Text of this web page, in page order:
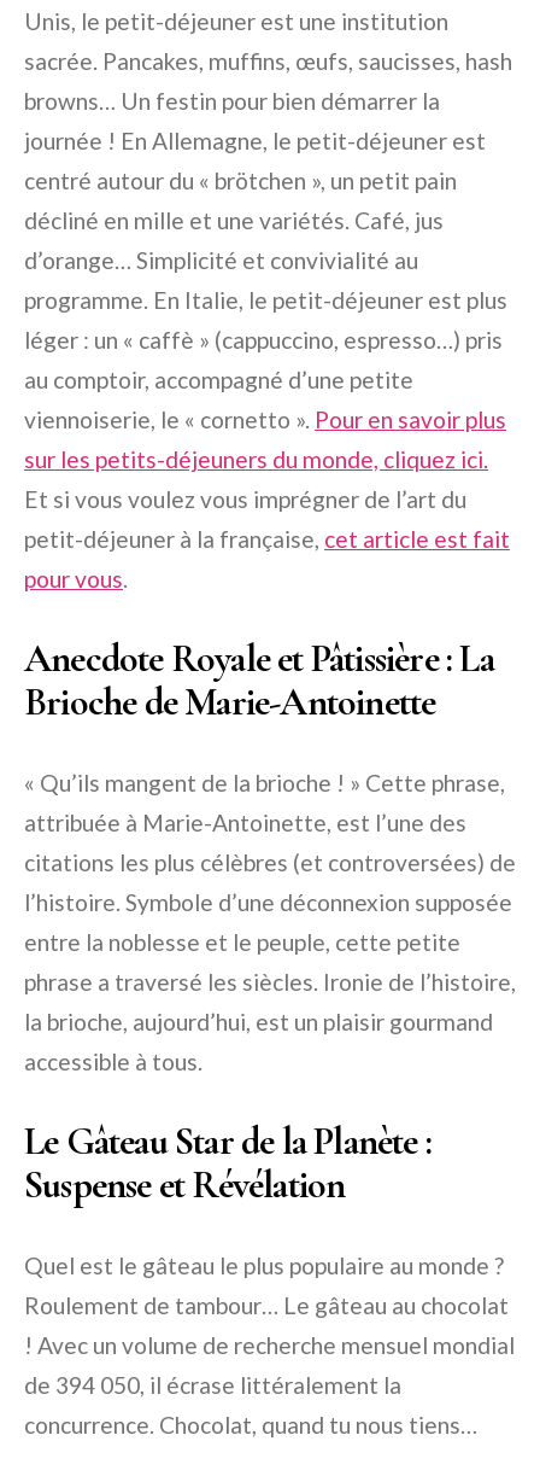
Unis, le petit-déjeuner est une institution
sacrée. Pancakes, muffins, œufs, saucisses, hash
browns… Un festin pour bien démarrer la
journée ! En Allemagne, le petit-déjeuner est
centré autour du « brötchen », un petit pain
décliné en mille et une variétés. Café, jus
d’orange… Simplicité et convivialité au
programme. En Italie, le petit-déjeuner est plus
léger : un « caffè » (cappuccino, espresso…) pris
au comptoir, accompagné d’une petite
viennoiserie, le « cornetto ». Pour en savoir plus
sur les petits-déjeuners du monde, cliquez ici.
Et si vous voulez vous imprégner de l’art du
petit-déjeuner à la française, cet article est fait
pour vous.
Anecdote Royale et Pâtissière : La
Brioche de Marie-Antoinette
« Qu’ils mangent de la brioche ! » Cette phrase,
attribuée à Marie-Antoinette, est l’une des
citations les plus célèbres (et controversées) de
l’histoire. Symbole d’une déconnexion supposée
entre la noblesse et le peuple, cette petite
phrase a traversé les siècles. Ironie de l’histoire,
la brioche, aujourd’hui, est un plaisir gourmand
accessible à tous.
Le Gâteau Star de la Planète :
Suspense et Révélation
Quel est le gâteau le plus populaire au monde ?
Roulement de tambour… Le gâteau au chocolat
! Avec un volume de recherche mensuel mondial
de 394 050, il écrase littéralement la
concurrence. Chocolat, quand tu nous tiens…